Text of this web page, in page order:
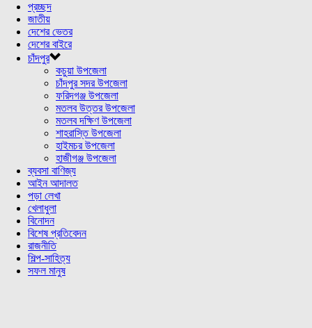
প্রচ্ছদ
জাতীয়
দেশের ভেতর
দেশের বাইরে
চাঁদপুর
কচুয়া উপজেলা
চাঁদপুর সদর উপজেলা
ফরিদগঞ্জ উপজেলা
মতলব উত্তর উপজেলা
মতলব দক্ষিণ উপজেলা
শাহরাস্তি উপজেলা
হাইমচর উপজেলা
হাজীগঞ্জ উপজেলা
ব্যবসা বাণিজ্য
আইন আদালত
পড়া লেখা
খেলাধুলা
বিনোদন
বিশেষ প্রতিবেদন
রাজনীতি
শিল্প-সাহিত্য
সফল মানুষ